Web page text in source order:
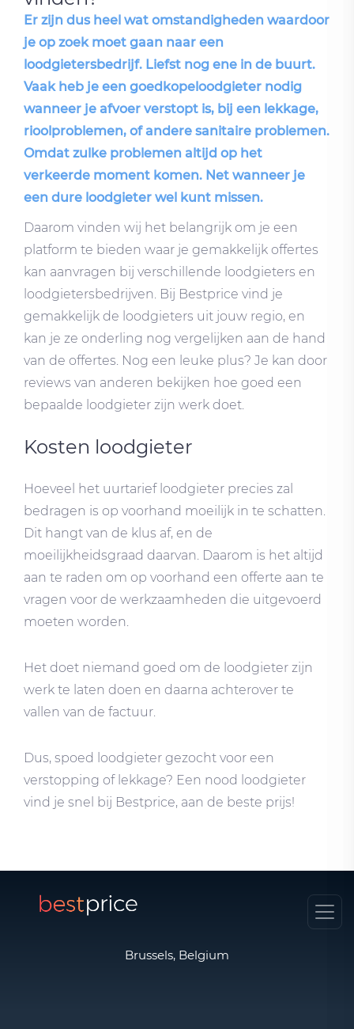
Er zijn dus heel wat omstandigheden waardoor
je op zoek moet gaan naar een
loodgietersbedrijf. Liefst nog ene in de buurt.
Vaak heb je een goedkopeloodgieter nodig
wanneer je afvoer verstopt is, bij een lekkage,
rioolproblemen, of andere sanitaire problemen.
Omdat zulke problemen altijd op het
verkeerde moment komen. Net wanneer je
een dure loodgieter wel kunt missen.
Daarom vinden wij het belangrijk om je een
platform te bieden waar je gemakkelijk offertes
kan aanvragen bij verschillende loodgieters en
loodgietersbedrijven. Bij Bestprice vind je
gemakkelijk de loodgieters uit jouw regio, en
kan je ze onderling nog vergelijken aan de hand
van de offertes. Nog een leuke plus? Je kan door
reviews van anderen bekijken hoe goed een
bepaalde loodgieter zijn werk doet.
Kosten loodgieter
Hoeveel het uurtarief loodgieter precies zal
bedragen is op voorhand moeilijk in te schatten.
Dit hangt van de klus af, en de
moeilijkheidsgraad daarvan. Daarom is het altijd
aan te raden om op voorhand een offerte aan te
vragen voor de werkzaamheden die uitgevoerd
moeten worden.
Het doet niemand goed om de loodgieter zijn
werk te laten doen en daarna achterover te
vallen van de factuur.
Dus, spoed loodgieter gezocht voor een
verstopping of lekkage? Een nood loodgieter
vind je snel bij Bestprice, aan de beste prijs!
Brussels, Belgium